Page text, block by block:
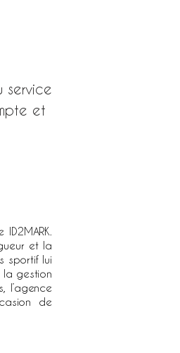
service
et
et la
sportif lui
la gestion
l’agence
de